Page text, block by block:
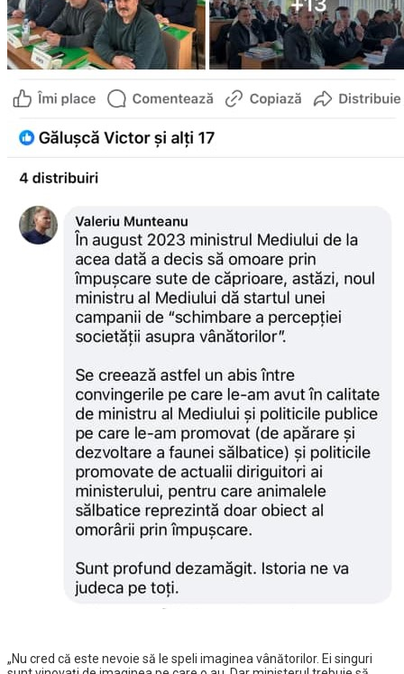
„Nu cred că este nevoie să le speli imaginea vânătorilor. Ei singuri